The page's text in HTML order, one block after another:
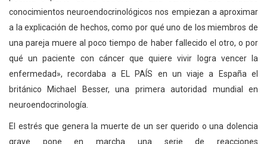
conocimientos neuroendocrinológicos nos empiezan a aproximar
a la explicación de hechos, como por qué uno de los miembros de
una pareja muere al poco tiempo de haber fallecido el otro, o por
qué un paciente con cáncer que quiere vivir logra vencer la
enfermedad», recordaba a EL PAÍS en un viaje a España el
británico Michael Besser, una primera autoridad mundial en
neuroendocrinología.
El estrés que genera la muerte de un ser querido o una dolencia
grave pone en marcha una serie de reacciones